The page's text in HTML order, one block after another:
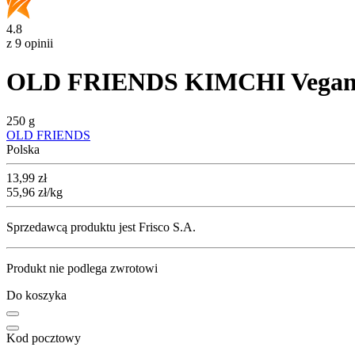
4.8
z 9 opinii
OLD FRIENDS KIMCHI
250 g
OLD FRIENDS
Polska
Cena
13,99 zł
55,96 zł/kg
Sprzedawcą produktu jest Frisco S.A.
Produkt nie podlega zwrotowi
Do koszyka
Kod pocztowy